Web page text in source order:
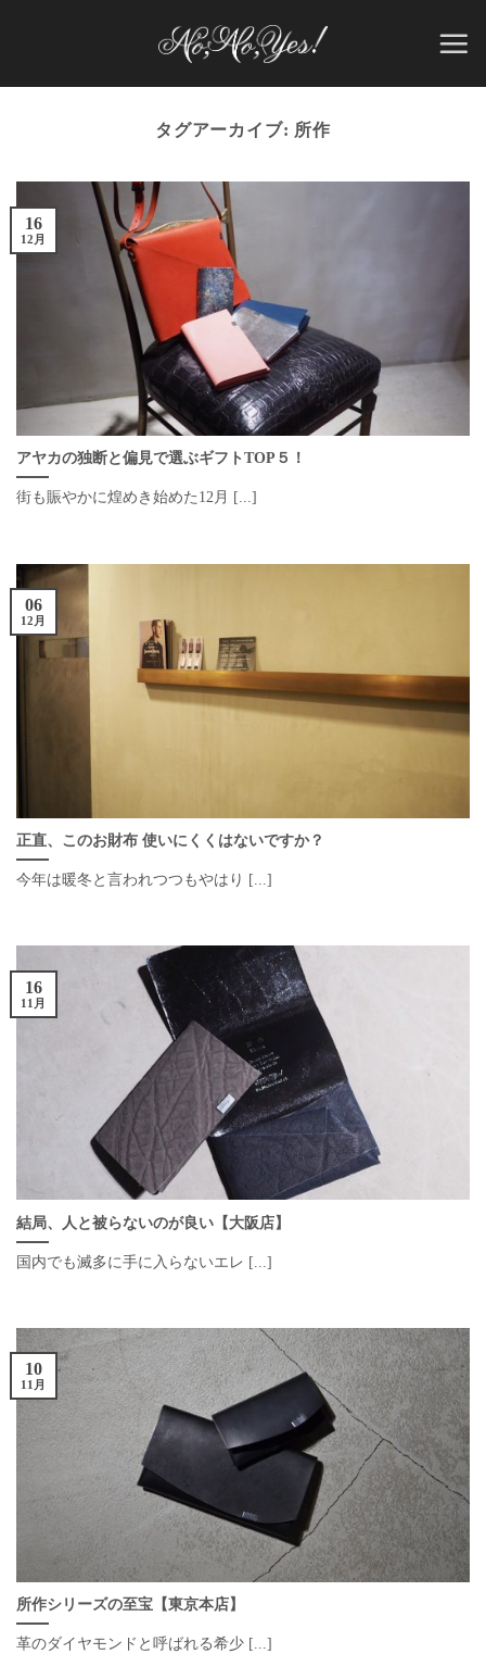
タグアーカイブ: 所作
アヤカの独断と偏見で選ぶギフトTOP５！
街も賑やかに煌めき始めた12月 [...]
16
12月
正直、このお財布 使いにくくはないですか？
今年は暖冬と言われつつもやはり [...]
06
12月
結局、人と被らないのが良い【大阪店】
国内でも滅多に手に入らないエレ [...]
16
11月
所作シリーズの至宝【東京本店】
革のダイヤモンドと呼ばれる希少 [...]
10
11月